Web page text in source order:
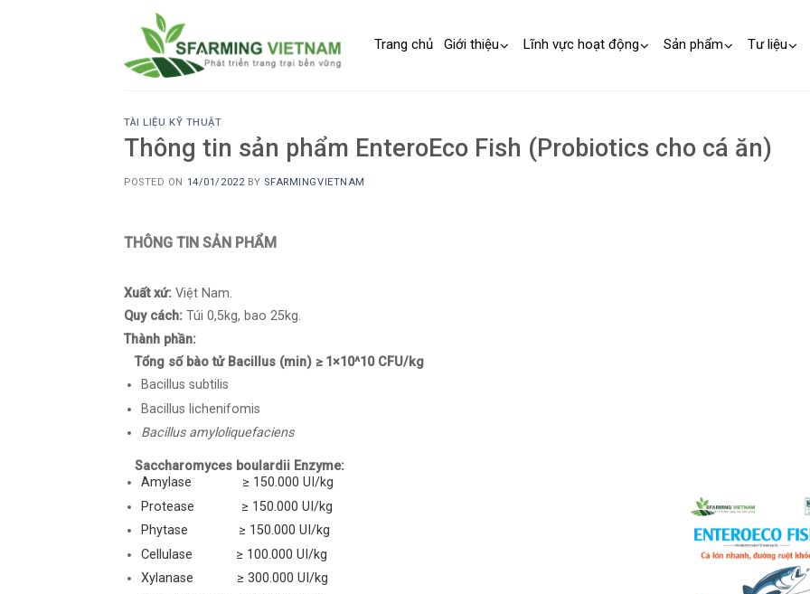
Trang chủ Giới thiệu Lĩnh vực hoạt động Sản phẩm Tư liệu
TÀI LIỆU KỸ THUẬT
Thông tin sản phẩm EnteroEco Fish (Probiotics cho cá ăn)
POSTED ON 14/01/2022BY SFARMINGVIETNAM
THÔNG TIN SẢN PHẨM
Xuất xứ: Việt Nam.
Quy cách: Túi 0,5kg, bao 25kg.
Thành phần:
Tổng số bào tử Bacillus (min) ≥ 1×10^10 CFU/kg
Bacillus subtilis
Bacillus lichenifomis
Bacillus amyloliquefaciens
Saccharomyces boulardii Enzyme:
Amylase ≥ 150.000 UI/kg
Protease ≥ 150.000 UI/kg
Phytase ≥ 150.000 UI/kg
Cellulase ≥ 100.000 UI/kg
Xylanase ≥ 300.000 UI/kg